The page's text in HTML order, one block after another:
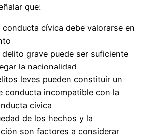
que:
conducta cívica debe valorarse en
delito grave puede ser suficiente
la nacionalidad
leves pueden constituir un
conducta incompatible con la
cívica
de los hechos y la
son factores a considerar